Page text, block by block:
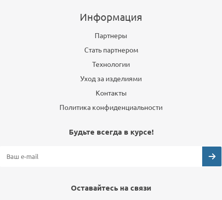
Информация
Партнеры
Стать партнером
Технологии
Уход за изделиями
Контакты
Политика конфиденциальности
Будьте всегда в курсе!
Оставайтесь на связи